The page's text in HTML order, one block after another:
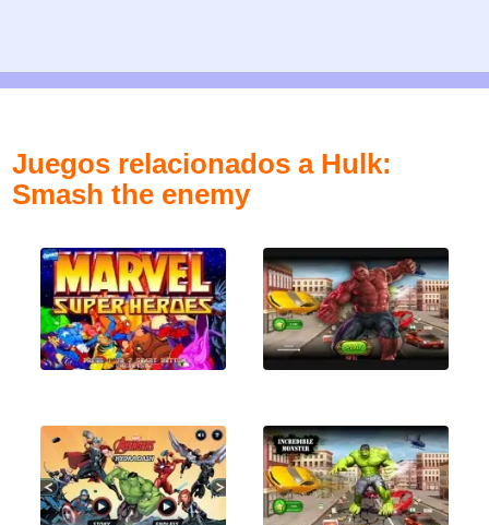
Juegos relacionados a Hulk:
Smash the enemy